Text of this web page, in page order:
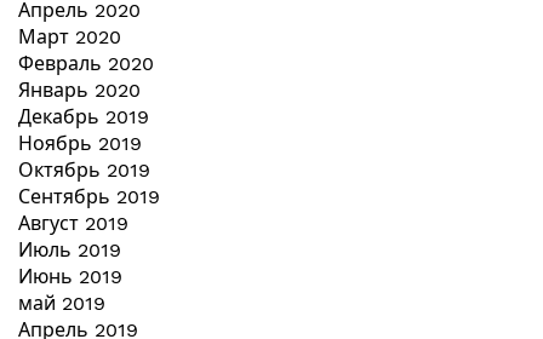
Апрель 2020
Март 2020
Февраль 2020
Январь 2020
Декабрь 2019
Ноябрь 2019
Октябрь 2019
Сентябрь 2019
Август 2019
Июль 2019
Июнь 2019
май 2019
Апрель 2019